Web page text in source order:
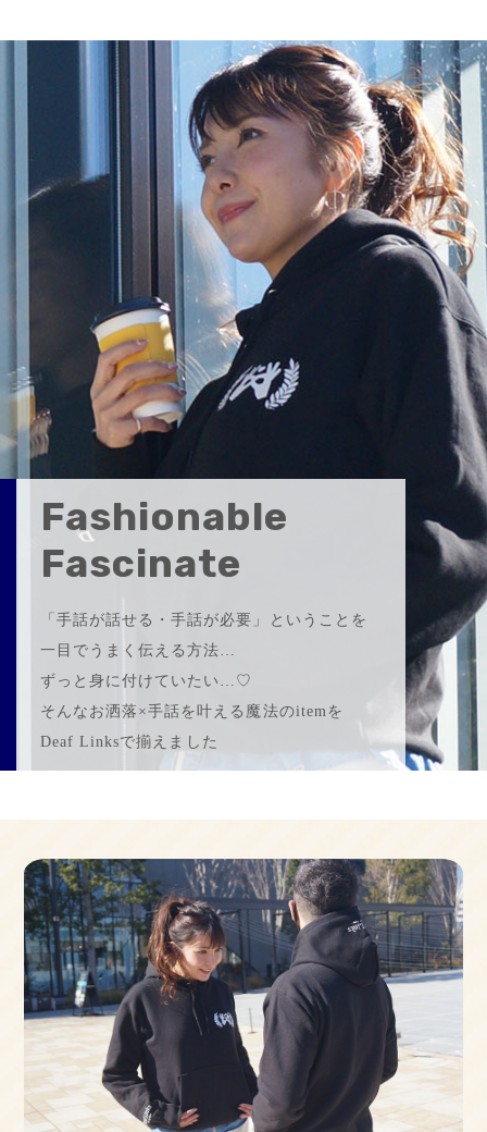
Fashionable
Fascinate
「手話が話せる・手話が必要」ということを
一目でうまく伝える方法…
ずっと身に付けていたい…♡
そんなお洒落×手話を叶える魔法のitemを
Deaf Linksで揃えました